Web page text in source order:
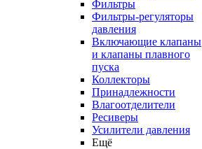
Фильтры
Фильтры-регуляторы
давления
Включающие клапаны
и клапаны плавного
пуска
Коллекторы
Принадлежности
Влагоотделители
Ресиверы
Усилители давления
Ещё